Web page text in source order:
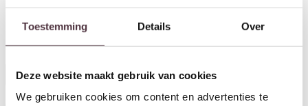
Toestemming Details Over
Deze website maakt gebruik van cookies
We gebruiken cookies om content en advertenties te
Herstel filters
Alle filters